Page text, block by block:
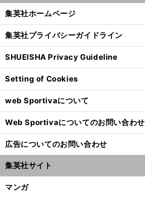
集英社ホームページ
集英社プライバシーガイドライン
SHUEISHA Privacy Guideline
Setting of Cookies
web Sportivaについて
Web Sportivaについてのお問い合わせ
広告についてのお問い合わせ
集英社サイト
マンガ